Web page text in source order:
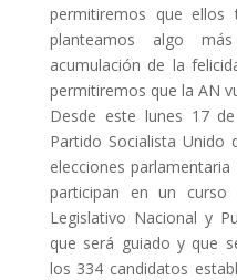
permitiremos que
planteamos algo
acumulación de la
permitiremos que la AN
Desde este lunes 17
Partido Socialista Unido
elecciones
participan en un
Legislativo Nacional y
que será guiado y que
los 334 candidatos